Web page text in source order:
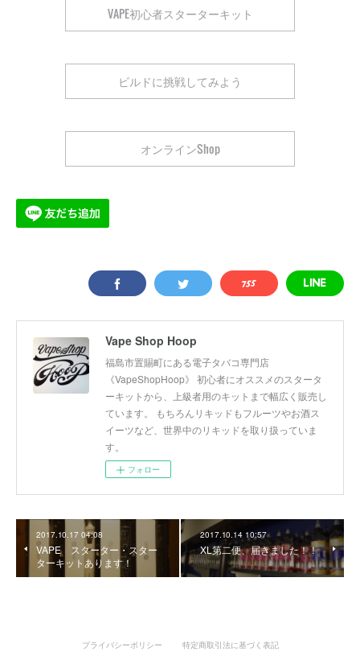
VAPE初心者スターターキット
ビルドに挑戦してみよう
オンラインShop
Vape Shop Hoop
福島市置賜町にある電子タバコ専門店
《VapeShopHoop》 初心者にオススメのスタータ
ーキットから、上級者用のキットまで幅広く販売し
ています。 もちろんリキッドもフルーツやお酒ス
イーツなど、世界中のリキッドを取り扱っていま
す。
フォロー
2017.10.17 04:08
VAPE スターター・スター
ターキットあります！
2017.10.14 10:57
XL第二便、届きました！！
プライバシーポリシー 特定商取引法に基づく表記